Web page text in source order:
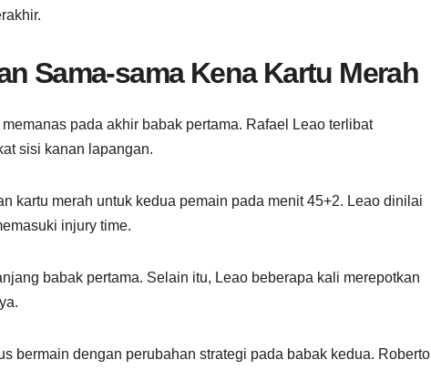
Sama-sama Kena Kartu Merah
pada akhir babak pertama. Rafael Leao terlibat
sisi kanan lapangan.
kartu merah untuk kedua pemain pada menit 45+2. Leao dinilai
injury time.
babak pertama. Selain itu, Leao beberapa kali merepotkan
bermain dengan perubahan strategi pada babak kedua. Roberto